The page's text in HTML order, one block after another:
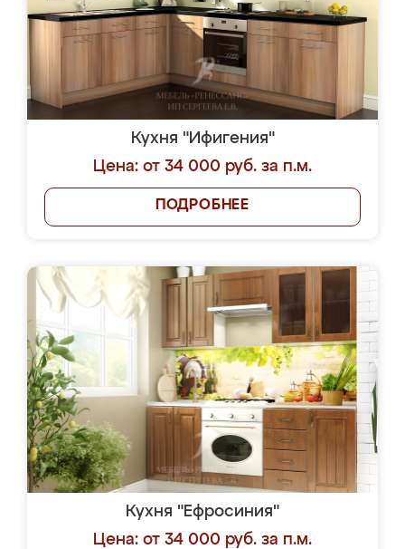
Кухня "Ифигения"
Цена: от 34 000 руб. за п.м.
ПОДРОБНЕЕ
Кухня "Ефросиния"
Цена: от 34 000 руб. за п.м.